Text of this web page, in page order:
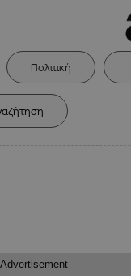
Πολιτική